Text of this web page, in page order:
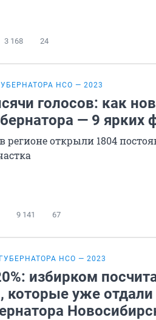
3 168 24
НСО — 2023
голосов: как
— 9 ярких
регионе открыли 1804
9 141 67
НСО — 2023
избирком
которые уже отдали